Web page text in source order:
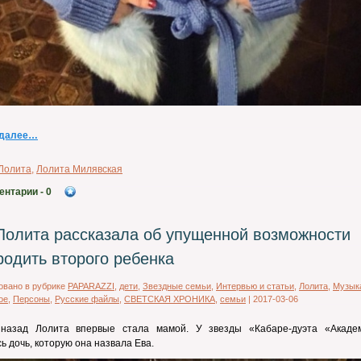
, Лолита Милявская
- 0
рассказала об упущенной возможности
второго ребенка
в рубрике PAPARAZZI дети Звездные семьи Интервью и статьи Лолита
Персоны Русские файлы СВЕТСКАЯ ХРОНИКА семьи | 2017-03-06
Лолита впервые стала мамой. У звезды «Кабаре-дуэта
дочь, которую она назвала Ева.